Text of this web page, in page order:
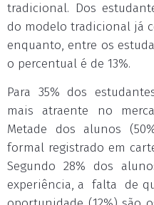
tradicional. Dos
do modelo tradicional já
enquanto, entre os
o percentual é de 13%.
Para 35% dos
mais atraente no
Metade dos alunos
formal registrado em
Segundo 28% dos
experiência, a falta de